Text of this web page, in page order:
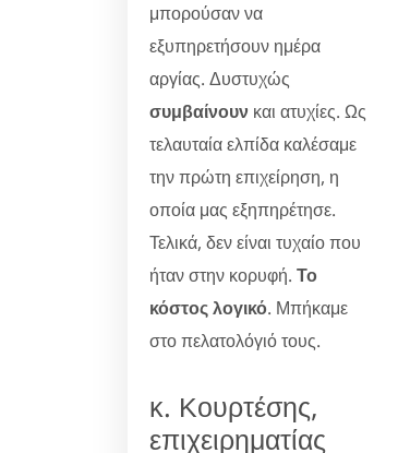
μπορούσαν να
εξυπηρετήσουν ημέρα
αργίας. Δυστυχώς
συμβαίνουν και ατυχίες. Ως
τελαυταία ελπίδα καλέσαμε
την πρώτη επιχείρηση, η
οποία μας εξηπηρέτησε.
Τελικά, δεν είναι τυχαίο που
ήταν στην κορυφή. Το
κόστος λογικό. Μπήκαμε
στο πελατολόγιό τους.
κ. Κουρτέσης,
επιχειρηματίας